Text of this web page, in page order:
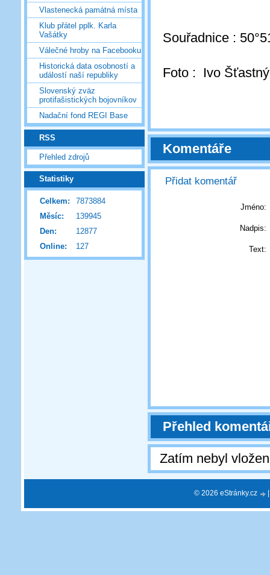
Vlastenecká památná místa
Klub přátel pplk. Karla
Vašátky
Válečné hroby na Facebooku
Historická data osobností a
událostí naší republiky
Slovenský zväz
protifašistických bojovníkov
Nadační fond REGI Base
RSS
Přehled zdrojů
Statistiky
Online: 127
Celkem:
7873884
Měsíc:
139945
Den:
12877
Souřadnice :
Foto : Ivo
Komentáře
Přidat komentář
Jméno:
Nadpis:
Text:
Přehled
Zatím nebyl
© 2026 eStránky.cz